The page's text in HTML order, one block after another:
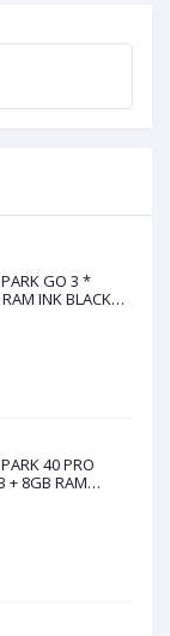
GO 3 *
INK BLACK
40 PRO
+ 8GB RAM